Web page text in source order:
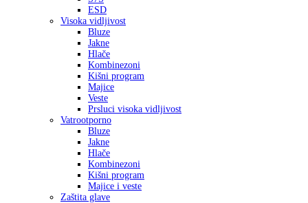
ESD
Visoka vidljivost
Bluze
Jakne
Hlače
Kombinezoni
Kišni program
Majice
Veste
Prsluci visoka vidljivost
Vatrootporno
Bluze
Jakne
Hlače
Kombinezoni
Kišni program
Majice i veste
Zaštita glave